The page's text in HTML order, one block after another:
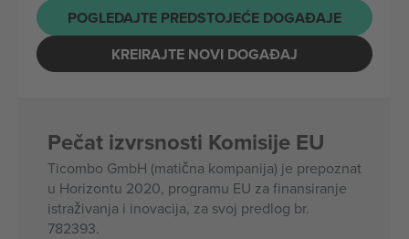
POGLEDAJTE PREDSTOJEĆE DOGAĐAJE
KREIRAJTE NOVI DOGAĐAJ
Pečat izvrsnosti Komisije EU
Ticombo GmbH (matična kompanija) je prepoznat
u Horizontu 2020, programu EU za finansiranje
istraživanja i inovacija, za svoj predlog br.
782393.